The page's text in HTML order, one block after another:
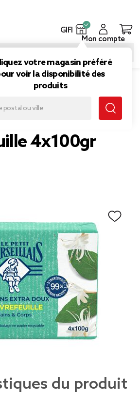
GIFI
votre magasin préféré
voir la disponibilité des
produits
Mon compte
Le Petit
mains et corps
4x100gr
du produit